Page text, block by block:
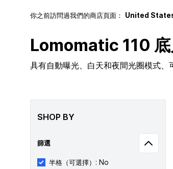
你之前訪問過我們的商店頁面： United
Lomomatic 110
具有自動曝光、白天和夜間光圈模式
SHOP BY
篩選
半格（可選擇）: No